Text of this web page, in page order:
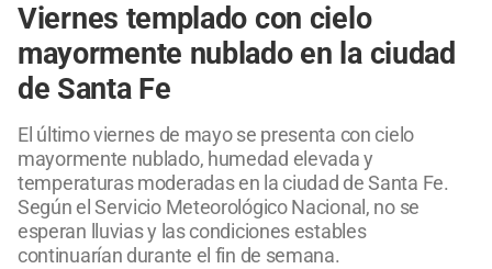
Viernes templado con cielo
mayormente nublado en la ciudad
de Santa Fe
El último viernes de mayo se presenta con cielo
mayormente nublado, humedad elevada y
temperaturas moderadas en la ciudad de Santa Fe.
Según el Servicio Meteorológico Nacional, no se
esperan lluvias y las condiciones estables
continuarían durante el fin de semana.